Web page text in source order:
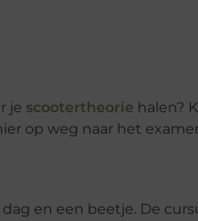
je scootertheorie halen?
op weg naar het
en een beetje. De